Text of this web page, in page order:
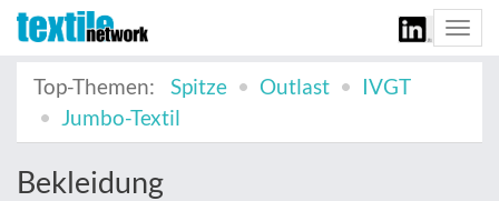
Top-Themen:
Spitze Outlast
IVGT
Jumbo-Textil
Bekleidung